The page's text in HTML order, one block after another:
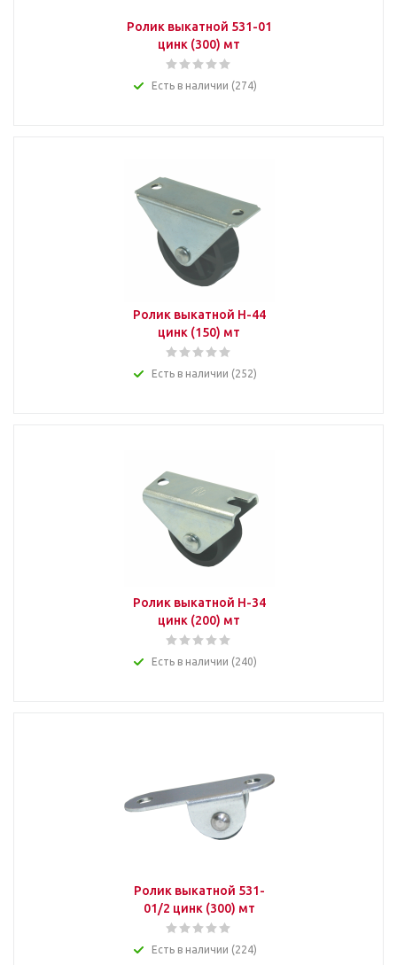
Ролик выкатной 531-01
цинк (300) мт
Есть в наличии (274)
Ролик выкатной H-44
цинк (150) мт
Есть в наличии (252)
Ролик выкатной H-34
цинк (200) мт
Есть в наличии (240)
Ролик выкатной 531-
01/2 цинк (300) мт
Есть в наличии (224)